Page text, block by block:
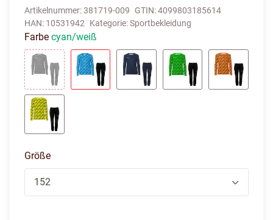
Artikelnummer:381719-009 GTIN:4099803185614
HAN: 10531942 Kategorie:Sportbekleidung
Farbe cyan/weiß
schwarz
Größe
152